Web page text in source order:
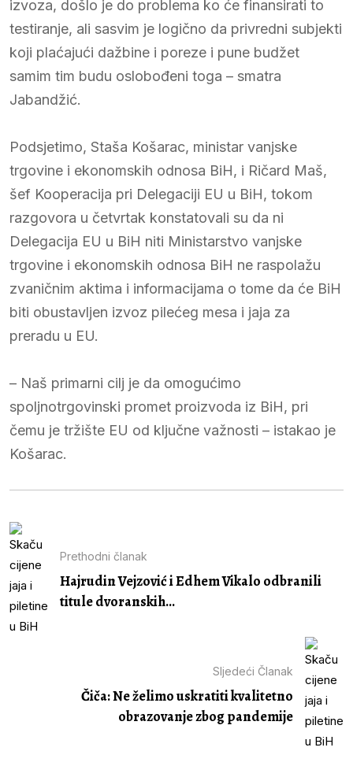
izvoza, došlo je do problema ko će finansirati to
testiranje, ali sasvim je logično da privredni subjekti
koji plaćajući dažbine i poreze i pune budžet
samim tim budu oslobođeni toga – smatra
Jabandžić.
Podsjetimo, Staša Košarac, ministar vanjske
trgovine i ekonomskih odnosa BiH, i Ričard Maš,
šef Kooperacija pri Delegaciji EU u BiH, tokom
razgovora u četvrtak konstatovali su da ni
Delegacija EU u BiH niti Ministarstvo vanjske
trgovine i ekonomskih odnosa BiH ne raspolažu
zvaničnim aktima i informacijama o tome da će BiH
biti obustavljen izvoz pilećeg mesa i jaja za
preradu u EU.
– Naš primarni cilj je da omogućimo
spoljnotrgovinski promet proizvoda iz BiH, pri
čemu je tržište EU od ključne važnosti – istakao je
Košarac.
Prethodni članak
Hajrudin Vejzović i Edhem Vikalo odbranili
titule dvoranskih...
Sljedeći Članak
Čiča: Ne želimo uskratiti kvalitetno
obrazovanje zbog pandemije